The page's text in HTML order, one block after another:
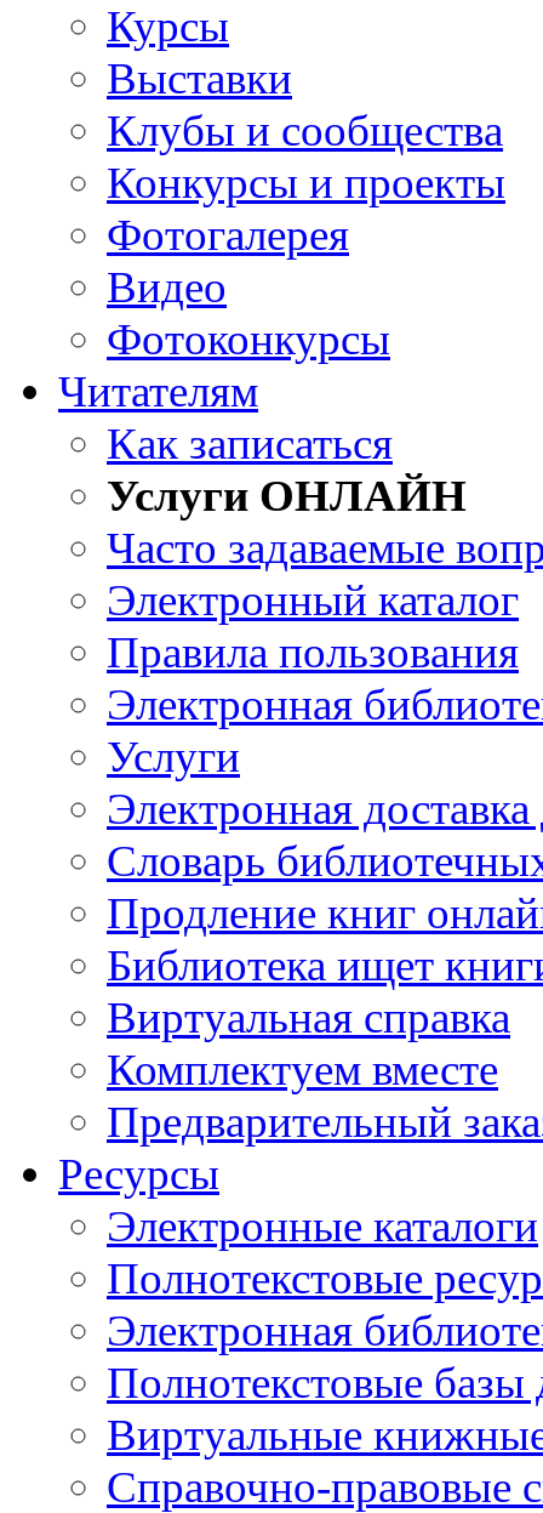
Курсы
Выставки
Клубы и сообщества
Конкурсы и проекты
Фотогалерея
Видео
Фотоконкурсы
Читателям
Как записаться
Услуги ОНЛАЙН
Часто задаваемые
Электронный каталог
Правила пользования
Электронная
Услуги
Электронная
Словарь
Продление книг
Библиотека ищет
Виртуальная справка
Комплектуем вместе
Предварительный
Ресурсы
Электронные каталоги
Полнотекстовые
Электронная
Полнотекстовые
Виртуальные
Справочно-правовые